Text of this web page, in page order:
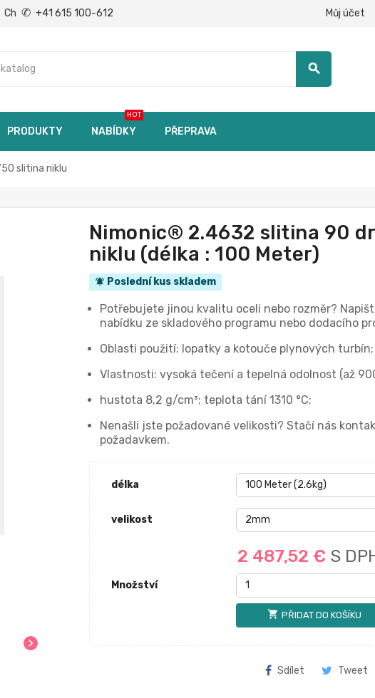
Ch ✆ +41 615 100-612 Můj účet
search
PRODUKTY NABÍDKY
HOT
PŘEPRAVA
slitina niklu
chevron_right
Nimonic® 2.4632 slitina 90
niklu (délka : 100 Meter)
notifications_active Poslední kus skladem
Potřebujete jinou kvalitu oceli nebo rozměr?
nabídku ze skladového programu nebo dodacího
Oblasti použití: lopatky a kotouče plynových
Vlastnosti: vysoká tečení a tepelná odolnost (až
hustota 8,2 g/cm³; teplota tání 1310 °C;
Nenašli jste požadované velikosti? Stačí nás
požadavkem.
délka
velikost
2 487,52 € S
Množství
shopping_cart PŘIDAT DO KOŠÍKU
Sdílet Tweet